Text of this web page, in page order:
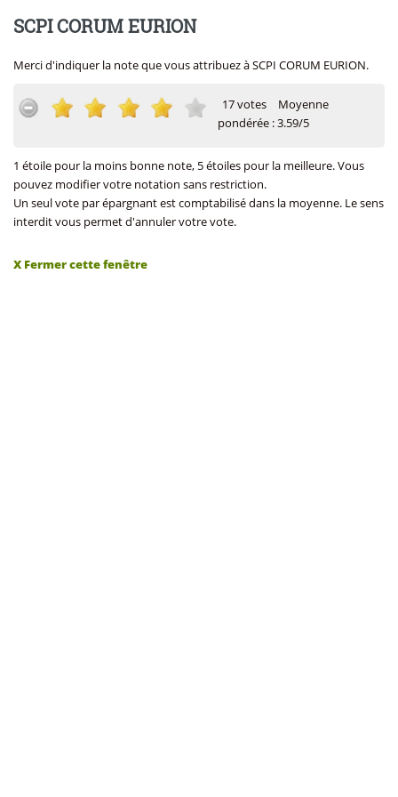
SCPI CORUM EURION
Merci d'indiquer la note que vous attribuez à SCPI CORUM EURION.
17 votes
Moyenne
pondérée : 3.59/5
1 étoile pour la moins bonne note, 5 étoiles pour la meilleure. Vous
pouvez modifier votre notation sans restriction.
Un seul vote par épargnant est comptabilisé dans la moyenne. Le sens
interdit vous permet d'annuler votre vote.
X Fermer cette fenêtre